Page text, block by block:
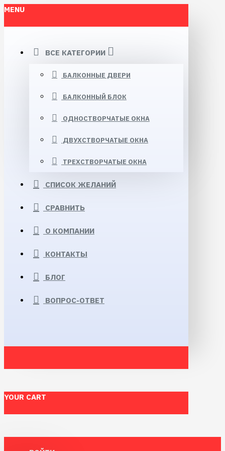
MENU
ВСЕ КАТЕГОРИИ
БАЛКОННЫЕ ДВЕРИ
БАЛКОННЫЙ БЛОК
ОДНОСТВОРЧАТЫЕ ОКНА
ДВУХСТВОРЧАТЫЕ ОКНА
ТРЕХСТВОРЧАТЫЕ ОКНА
СПИСОК ЖЕЛАНИЙ
СРАВНИТЬ
О КОМПАНИИ
КОНТАКТЫ
БЛОГ
ВОПРОС-ОТВЕТ
YOUR CART